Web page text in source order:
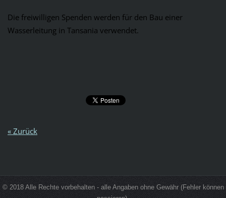
Die freiwilligen Spenden werden für den Bau einer
Wasserleitung in Tansania verwendet.
« Zurück
© 2018 Alle Rechte vorbehalten - alle Angaben ohne Gewähr (Fehler können